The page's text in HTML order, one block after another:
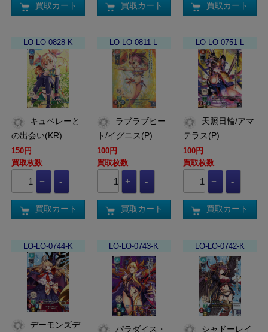
買取カート 買取カート 買取カート
LO-LO-0828-K
の出会い(KR)
150円
買取枚数
買取カート
LO-LO-0811-L
ト/イグニス(P)
100円
買取枚数
買取カート
LO-LO-0751-L
テラス(P)
100円
買取枚数
買取カート
LO-LO-0744-K LO-LO-0743-K LO-LO-0742-K